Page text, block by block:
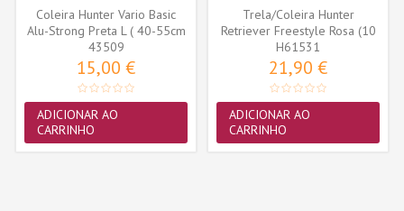
Coleira Hunter Vario Basic
Alu-Strong Preta L ( 40-55cm
)
43509
15,00 €
ADICIONAR AO
CARRINHO
Trela/Coleira Hunter
Retriever Freestyle Rosa (10
mm x...
H61531
21,90 €
ADICIONAR AO
CARRINHO